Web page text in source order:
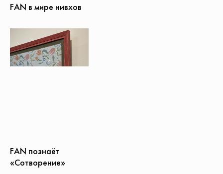
FAN в мире нивхов
FAN познаёт
«Сотворение»